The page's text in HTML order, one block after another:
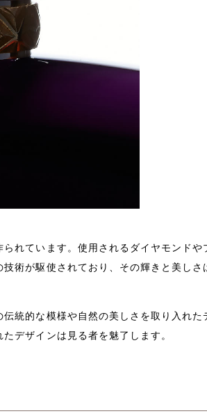
れています。使用されるダイヤモンド
術が駆使されており、その輝きと美しさ
統的な模様や自然の美しさを取り入れ
デザインは見る者を魅了します。